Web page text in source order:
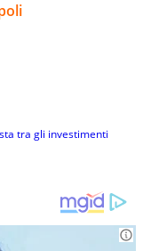
tra gli investimenti